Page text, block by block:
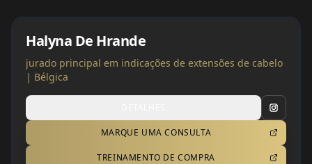
Halyna De Hrande
jurado principal em indicações de extensões de cabelo
| Bélgica
MARQUE UMA CONSULTA
TREINAMENTO DE COMPRA